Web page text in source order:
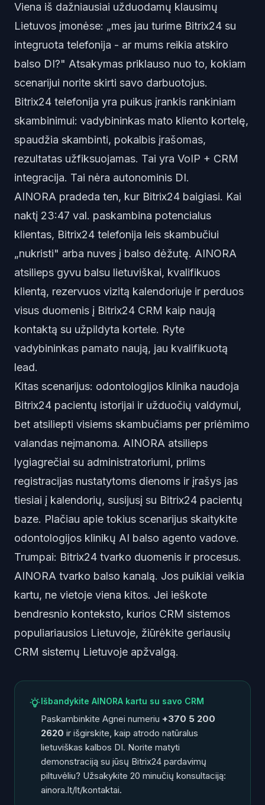
Viena iš dažniausiai užduodamų klausimų
Lietuvos įmonėse: „mes jau turime Bitrix24 su
integruota telefonija - ar mums reikia atskiro
balso DI?" Atsakymas priklauso nuo to, kokiam
scenarijui norite skirti savo darbuotojus.
Bitrix24 telefonija yra puikus įrankis rankiniam
skambinimui: vadybininkas mato kliento kortelę,
spaudžia skambinti, pokalbis įrašomas,
rezultatas užfiksuojamas. Tai yra VoIP + CRM
integracija. Tai nėra autonominis DI.
AINORA pradeda ten, kur Bitrix24 baigiasi. Kai
naktį 23:47 val. paskambina potencialus
klientas, Bitrix24 telefonija leis skambučiui
„nukristi" arba nuves į balso dėžutę. AINORA
atsilieps gyvu balsu lietuviškai, kvalifikuos
klientą, rezervuos vizitą kalendoriuje ir perduos
visus duomenis į Bitrix24 CRM kaip naują
kontaktą su užpildyta kortele. Ryte
vadybininkas pamato naują, jau kvalifikuotą
lead.
Kitas scenarijus: odontologijos klinika naudoja
Bitrix24 pacientų istorijai ir užduočių valdymui,
bet atsiliepti visiems skambučiams per priėmimo
valandas neįmanoma. AINORA atsilieps
lygiagrečiai su administratoriumi, priims
registracijas nustatytoms dienoms ir įrašys jas
tiesiai į kalendorių, susijusį su Bitrix24 pacientų
baze. Plačiau apie tokius scenarijus skaitykite
odontologijos klinikų AI balso agento vadove.
Trumpai: Bitrix24 tvarko duomenis ir procesus.
AINORA tvarko balso kanalą. Jos puikiai veikia
kartu, ne vietoje viena kitos. Jei ieškote
bendresnio konteksto, kurios CRM sistemos
populiariausios Lietuvoje, žiūrėkite geriausių
CRM sistemų Lietuvoje apžvalgą.
Išbandykite AINORA kartu su savo CRM
Paskambinkite Agnei numeriu +370 5 200
2620 ir išgirskite, kaip atrodo natūralus
lietuviškas kalbos DI. Norite matyti
demonstraciją su jūsų Bitrix24 pardavimų
piltuvėliu? Užsakykite 20 minučių konsultaciją:
ainora.lt/lt/kontaktai.